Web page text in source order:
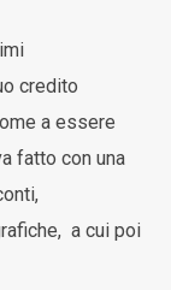
credito
a essere
fatto con una
a cui poi